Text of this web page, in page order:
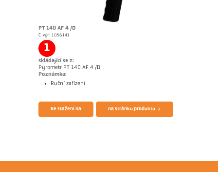
PT 140 AF 4 /D
Č. výr.: 1056141
1
skládající se z:
Pyrometr PT 140 AF 4 /D
Poznámka:
Ruční zařízení
Ke stažení na na stránku produktu